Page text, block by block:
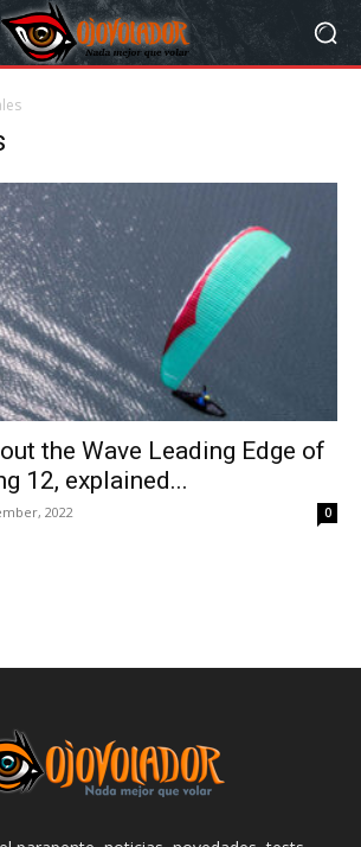
the Wave Leading Edge of
12, explained...
2022 0